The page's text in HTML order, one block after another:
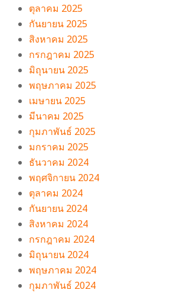
ตุลาคม 2025
กันยายน 2025
สิงหาคม 2025
กรกฎาคม 2025
มิถุนายน 2025
พฤษภาคม 2025
เมษายน 2025
มีนาคม 2025
กุมภาพันธ์ 2025
มกราคม 2025
ธันวาคม 2024
พฤศจิกายน 2024
ตุลาคม 2024
กันยายน 2024
สิงหาคม 2024
กรกฎาคม 2024
มิถุนายน 2024
พฤษภาคม 2024
กุมภาพันธ์ 2024